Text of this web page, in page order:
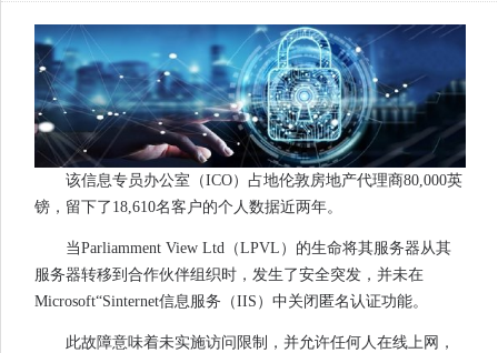
该信息专员办公室（ICO）占地伦敦房地产代理商80,000英
镑，留下了18,610名客户的个人数据近两年。
当Parliamment View Ltd（LPVL）的生命将其服务器从其
服务器转移到合作伙伴组织时，发生了安全突发，并未在
Microsoft“Sinternet信息服务（IIS）中关闭匿名认证功能。
此故障意味着未实施访问限制，并允许任何人在线上网，